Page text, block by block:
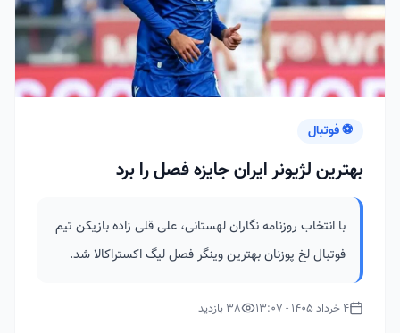
⚽ فوتبال
بهترین لژیونر ایران جایزه فصل را برد
با انتخاب روزنامه نگاران لهستانی، علی قلی زاده بازیکن تیم
فوتبال لخ پوزنان بهترین وینگر فصل لیگ اکستراکالا شد.
4 خرداد 1405 - 13:07 38 بازدید